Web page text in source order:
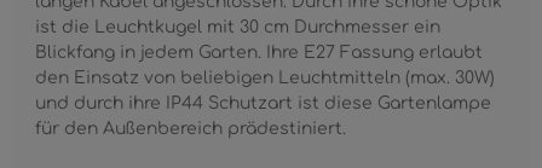
ist die Leuchtkugel mit 30 cm Durchmesser ein
Blickfang in jedem Garten. Ihre E27 Fassung erlaubt
den Einsatz von beliebigen Leuchtmitteln (max. 30W)
und durch ihre IP44 Schutzart ist diese Gartenlampe
für den Außenbereich prädestiniert.